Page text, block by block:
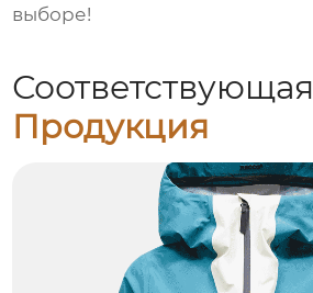
выборе!
Соответствующая
Продукция